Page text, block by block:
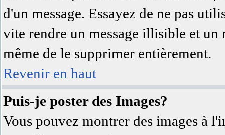
d'un message. Essayez de ne pas
vite rendre un message illisible et
même de le supprimer entièrement.
Revenir en haut
Puis-je poster des Images?
Vous pouvez montrer des images à